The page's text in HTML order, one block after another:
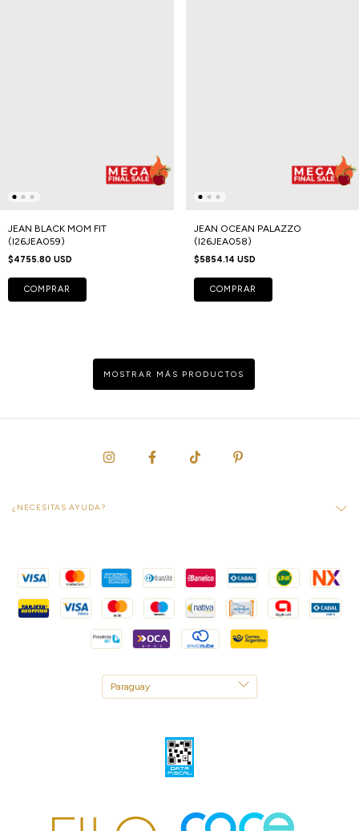
JEAN BLACK MOM FIT
(I26JEA059)
$4755.80 USD
COMPRAR
JEAN OCEAN PALAZZO
(I26JEA058)
$5854.14 USD
COMPRAR
MOSTRAR MÁS PRODUCTOS
¿NECESITAS AYUDA?